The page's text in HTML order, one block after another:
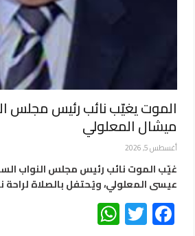
الموت يغيّب نائب رئيس مجلس
ميشال المعلولي
أغسطس 5, 2026
غيّب الموت نائب رئيس مجلس النواب
عيسى المعلولي، ويُحتفل بالصلاة
Facebook
Twitter